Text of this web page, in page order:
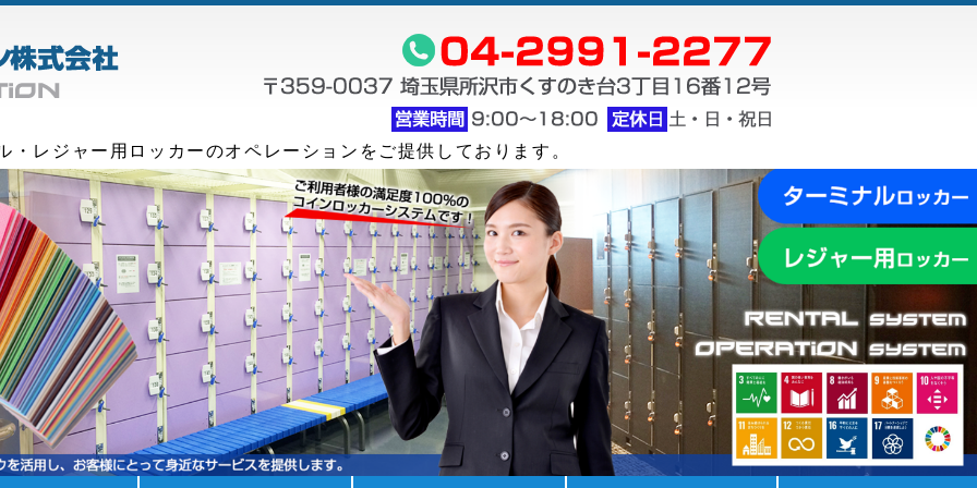
セントラルオペレーション株式会社ロッカーの事でお困
・レジャー用ロッカーのオペレーションをご提供しております。